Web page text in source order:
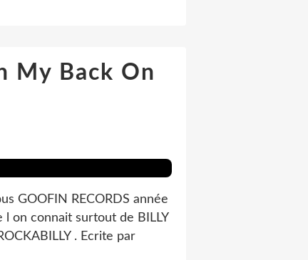
My Back On
GOOFIN RECORDS année
l on connait surtout de BILLY
. Ecrite par